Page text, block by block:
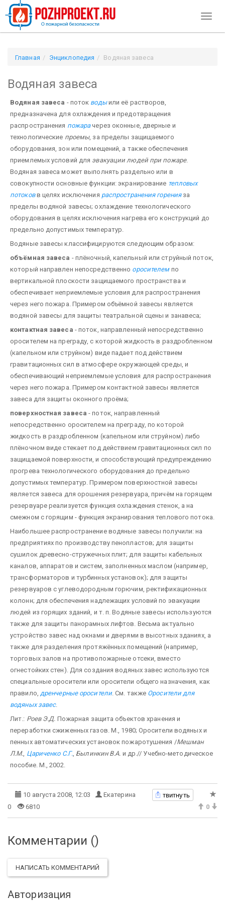
Главная Энциклопедия Водяная завеса
Водяная завеса
Водяная завеса - поток водыили её растворов,
предназначена для охлаждения и предотвращения
распространения пожарачерез оконные, дверные и
технологические проемы, за пределы защищаемого
оборудования, зон или помещений, а также обеспечения
приемлемых условий для эвакуации людей при пожаре.
Водяная завеса может выполнять раздельно или в
совокупности основные функции: экранирование тепловых
потоковв целях исключения распространения горенияза
пределы водяной завесы; охлаждение технологического
оборудования в целях исключения нагрева его конструкций до
предельно допустимых температур.
Водяные завесы классифицируются следующим образом:
объёмная завеса - плёночный, капельный или струйный поток,
который направлен непосредственно оросителемпо
вертикальной плоскости защищаемого пространства и
обеспечивает неприемлемые условия для распространения
через него пожара. Примером объёмной завесы является
водяной завесы для защиты театральной сцены и занавеса;
контактная завеса - поток, направленный непосредственно
оросителем на преграду, с которой жидкость в раздробленном
(капельном или струйном) виде падает под действием
гравитационных сил в атмосфере окружающей среды, и
обеспечивающий неприемлемые условия для распространения
через него пожара. Примером контактной завесы является
завеса для защиты оконного проёма;
поверхностная завеса - поток, направленный
непосредственно оросителем на преграду, по которой
жидкость в раздробленном (капельном или струйном) либо
плёночном виде стекает под действием гравитационных сил по
защищаемой поверхности, и способствующий предупреждению
прогрева технологического оборудования до предельно
допустимых температур. Примером поверхностной завесы
является завеса для орошения резервуара, причём на горящем
резервуаре реализуется функция охлаждения стенок, а на
смежном с горящим - функция экранирования теплового потока.
Наибольшее распространение водяные завесы получили: на
предприятиях по производству пенопластов; для защиты
сушилок древесно-стружечных плит; для защиты кабельных
каналов, аппаратов и систем, заполненных маслом (например,
трансформаторов и турбинных установок); для защиты
резервуаров с углеводородным горючим, ректификационных
колонн; для обеспечения надлежащих условий по эвакуации
людей из горящих зданий, и т. п. Водяные завесы используются
также для защиты панорамных лифтов. Весьма актуально
устройство завес над окнами и дверями в высотных зданиях, а
также для разделения протяжённых помещений (например,
торговых залов на противопожарные отсеки, вместо
огнестойких стен). Для создания водяных завес используются
специальные оросители или оросители общего назначения, как
правило, дренчерные оросители. См. также Оросители для
водяных завес.
Лит.: Роев Э.Д. Пожарная защита объектов хранения и
переработки сжиженных газов. М., 1980; Оросители водяных и
пенных автоматических установок пожаротушения /Мешман
Л.М. Цариченко С.Г. Былинкин В.А. и др.// Учебно-методическое
пособие. М., 2002.
10 августа 2008, 12:03 Екатерина твитнуть
0 6810 0
Комментарии ()
НАПИСАТЬ КОММЕНТАРИЙ
Авторизация